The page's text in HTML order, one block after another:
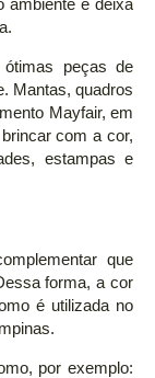
ambiente e deixa
ótimas peças de
Mantas, quadros
Mayfair, em
com a cor,
estampas e
que
forma, a cor
é utilizada no
por exemplo: